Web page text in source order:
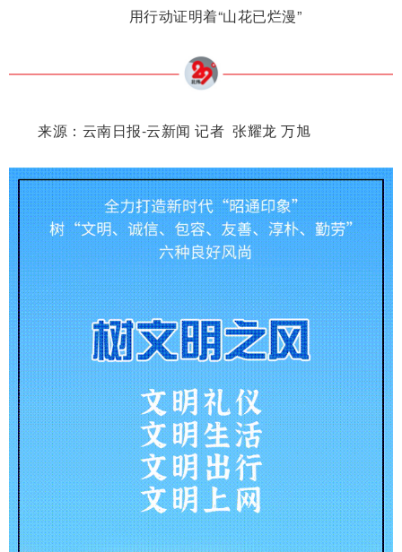
用行动证明着“山花已烂漫”
来源：云南日报-云新闻 记者 张耀龙 万旭